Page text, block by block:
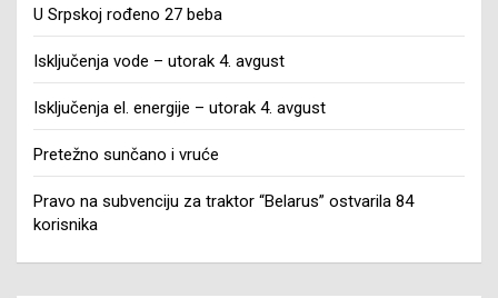
U Srpskoj rođeno 27 beba
Isključenja vode – utorak 4. avgust
Isključenja el. energije – utorak 4. avgust
Pretežno sunčano i vruće
Pravo na subvenciju za traktor “Belarus” ostvarila 84
korisnika